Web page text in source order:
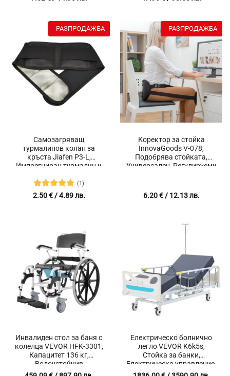
Облекчава болки в гърба
материя, Черен
Самозагряващ
турмалинов колан за
кръста Jiafen P3-L,
Импрегниран турмалин и
магнити, Подходящ за
размер на талия от 75 до
105 см, Размер L
Оценено с
(1)
2.50€/ 4.89 лв.
РАЗПРОДАЖБА
Коректор за стойка
InnovaGoods V-078,
Подобрява стойката,
Универсален, Регулируеми
Черен
6.20€/ 12.13 лв.
РАЗПРОДАЖБА
Инвалиден стол за баня с
колелца VEVOR HFK-3301,
Капацитет 136 кг,
Водоустойчив
Електрическо болнично
легло VEVOR K6k5s,
Стойка за банки,
Електрическо управление,
Товароносимост 200 кг